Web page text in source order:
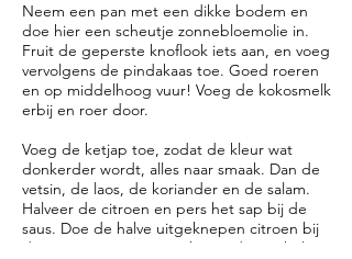
Neem een pan met een dikke bodem en
doe hier een scheutje zonnebloemolie in.
Fruit de geperste knoflook iets aan, en voeg
vervolgens de pindakaas toe. Goed roeren
en op middelhoog vuur! Voeg de kokosmelk
erbij en roer door.
Voeg de ketjap toe, zodat de kleur wat
donkerder wordt, alles naar smaak. Dan de
vetsin, de laos, de koriander en de salam.
Halveer de citroen en pers het sap bij de
saus. Doe de halve uitgeknepen citroen bij
de saus. Breng op smaak met de sambal.